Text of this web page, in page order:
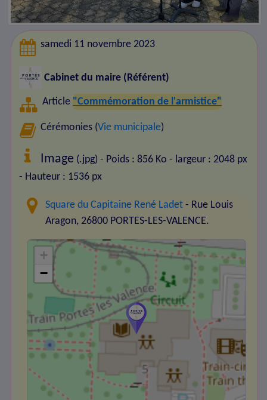
samedi 11 novembre 2023
Cabinet du maire (Référent)
Article "Commémoration de l'armistice"
Cérémonies (Vie municipale)
Image (.jpg) - Poids : 856 Ko - largeur : 2048 px
- Hauteur : 1536 px
Square du Capitaine René Ladet - Rue Louis
Aragon, 26800 PORTES-LES-VALENCE.
+
−